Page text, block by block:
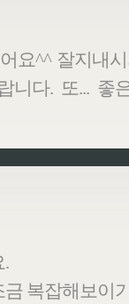
요^^ 잘지내
니다. 또... 좋
.
복잡해보이